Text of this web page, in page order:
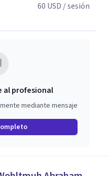
60 USD / sesión
al profesional
mediante mensaje